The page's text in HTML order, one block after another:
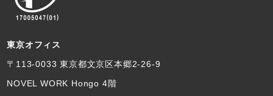
東京オフィス
〒113-0033 東京都文京区本郷2-26-9
NOVEL WORK Hongo 4階